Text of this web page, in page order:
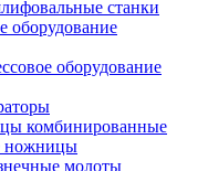
станки
оборудование
оборудование
комбинированные
ножницы
молоты